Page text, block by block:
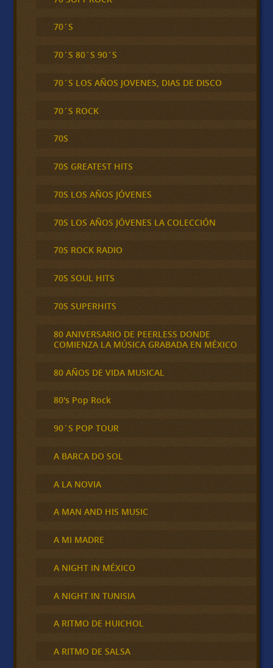
70´S
70´S 80´S 90´S
70´S LOS AÑOS JOVENES, DIAS DE DISCO
70´S ROCK
70S
70S GREATEST HITS
70S LOS AÑOS JÓVENES
70S LOS AÑOS JÓVENES LA COLECCIÓN
70S ROCK RADIO
70S SOUL HITS
70S SUPERHITS
80 ANIVERSARIO DE PEERLESS DONDE
COMIENZA LA MÚSICA GRABADA EN MÉXICO
80 AÑOS DE VIDA MUSICAL
80's Pop Rock
90´S POP TOUR
A BARCA DO SOL
A LA NOVIA
A MAN AND HIS MUSIC
A MI MADRE
A NIGHT IN MÉXICO
A NIGHT IN TUNISIA
A RITMO DE HUICHOL
A RITMO DE SALSA